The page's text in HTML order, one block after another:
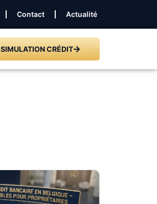
Contact Actualité
SIMULATION CRÉDIT